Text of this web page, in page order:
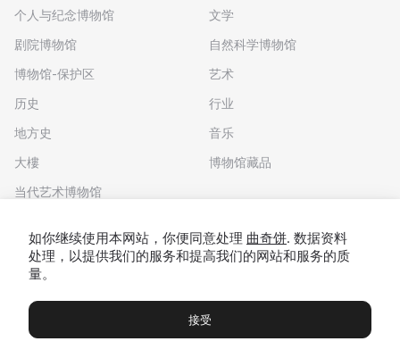
个人与纪念博物馆
剧院博物馆
博物馆-保护区
历史
地方史
大樓
当代艺术博物馆
文学
自然科学博物馆
艺术
行业
音乐
博物馆藏品
博物馆 展览及展览 Чаты Вы
如你继续使用本网站，你便同意处理 曲奇饼. 数据资料
处理，以提供我们的服务和提高我们的网站和服务的质
量。
接受